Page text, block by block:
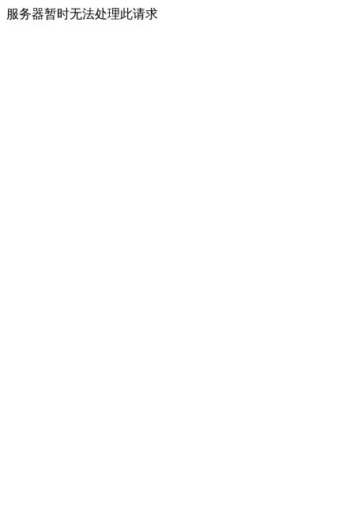
服务器暂时无法处理此请求